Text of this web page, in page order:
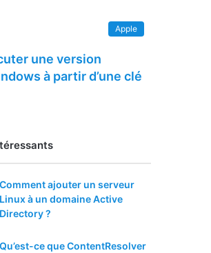
Apple
une version
à partir d’une clé
Comment ajouter un serveur
Linux à un domaine Active
Directory ?
Qu’est-ce que ContentResolver